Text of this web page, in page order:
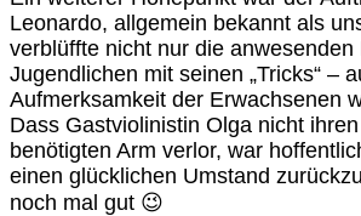
Leonardo, allgemein bekannt als
verblüffte nicht nur die anwesenden
Jugendlichen mit seinen „Tricks“ –
Aufmerksamkeit der Erwachsenen
Dass Gastviolinistin Olga nicht
benötigten Arm verlor, war
einen glücklichen Umstand
noch mal gut 😉